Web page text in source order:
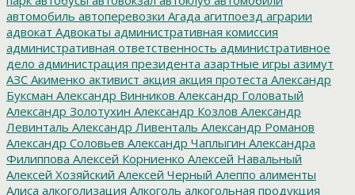
автомобиль автоперевозки Агада агитпоезд аграрии
адвокат Адвокаты административная комиссия
административная ответственность административное
дело администрация президента азартные игры азимут
АЗС Акименко активист акция акция протеста Александр
Буксман Александр Винников Александр Головатый
Александр Золотухин Александр Козлов Александр
Левинталь Александр Ливенталь Александр Романов
Александр Соловьев Александр Чаплыгин Александра
Филиппова Алексей Корниенко Алексей Навальный
Алексей Хозяйский Алексей Черный Алеппо алименты
Алиса алкоголизация Алкоголь алкогольная продукция